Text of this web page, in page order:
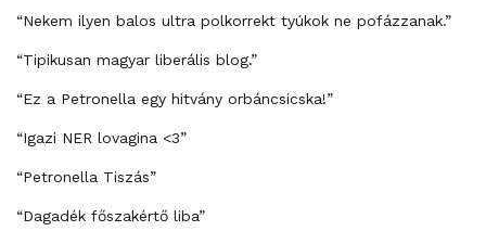
“Nekem ilyen balos ultra polkorrekt tyúkok ne pofázzanak.”
“Tipikusan magyar liberális blog.”
“Ez a Petronella egy hitvány orbáncsicska!”
“Igazi NER lovagina <3”
“Petronella Tiszás”
“Dagadék főszakértő liba”